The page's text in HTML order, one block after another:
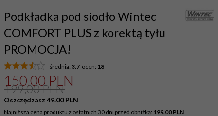
Podkładka pod siodło Wintec
COMFORT PLUS z korektą tyłu
PROMOCJA!
średnia: 3.7 ocen: 18
150,00 PLN
199,00 PLN
Oszczędzasz 49.00 PLN
Najniższa cena produktu z ostatnich 30 dni przed obniżką: 199.00 PLN